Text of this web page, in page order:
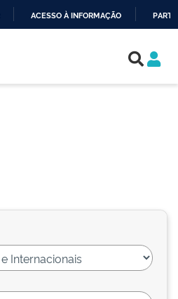
ACESSO À INFORMAÇÃO